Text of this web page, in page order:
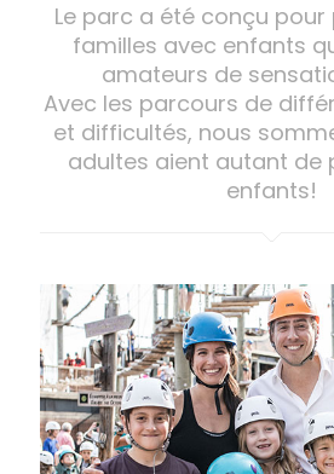
Le parc a été conçu
familles avec enfants
amateurs de
Avec les parcours de
et difficultés, nous
adultes aient autant de
enfants!